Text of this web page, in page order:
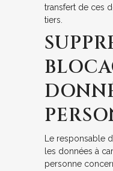
transfert de ces
tiers.
Le responsable
les données à
personne